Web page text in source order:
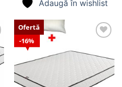
Adaugă în wishlist
16%
Ofertă
wishlist